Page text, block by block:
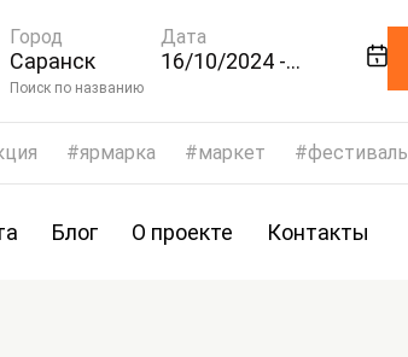
Город
Саранск
Дата
16/10/2024 -
Поиск по названию
ярмарка маркет фестиваль
Блог О проекте Контакты